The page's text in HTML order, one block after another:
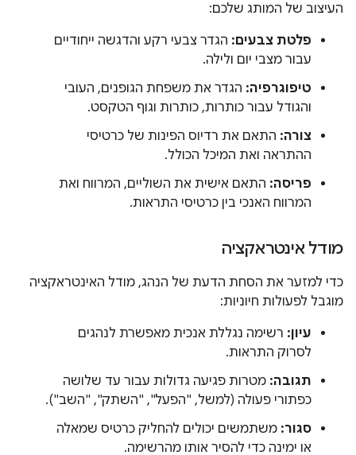
העיצוב של המותג שלכם:
פלטת צבעים: הגדר צבעי רקע והדגשה ייחודיים
עבור מצבי יום ולילה.
טיפוגרפיה: הגדר את משפחת הגופנים, העובי
והגודל עבור כותרות, כותרות וגוף הטקסט.
צורה: התאם את רדיוס הפינות של כרטיסי
ההתראה ואת המיכל הכולל.
פריסה: התאם אישית את השוליים, המרווח ואת
המרווח האנכי בין כרטיסי התראות.
מודל אינטראקציה
כדי למזער את הסחת הדעת של הנהג, מודל האינטראקציה
מוגבל לפעולות חיוניות:
עיון: רשימה נגללת אנכית מאפשרת לנהגים
לסרוק התראות.
תגובה: מטרות פגיעה גדולות עבור עד שלושה
כפתורי פעולה (למשל, "הפעל", "השתק", "השב").
סגור: משתמשים יכולים להחליק כרטיס שמאלה
או ימינה כדי להסיר אותו מהרשימה.